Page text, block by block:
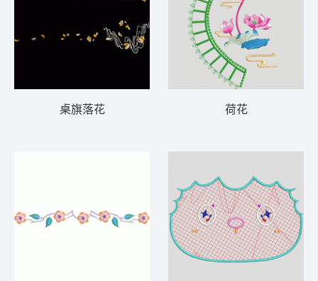
桌旗落花 荷花